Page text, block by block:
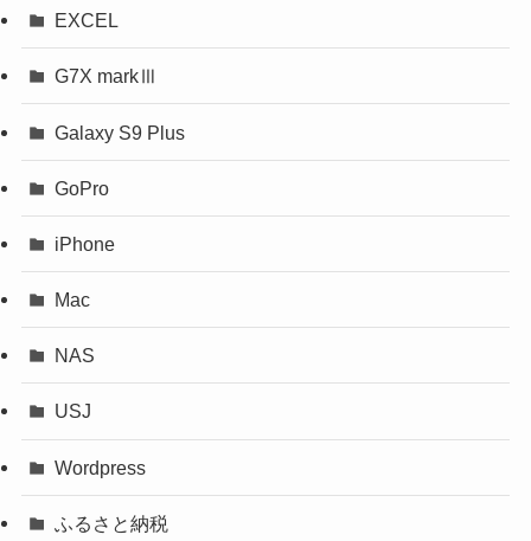
EXCEL
G7X markⅢ
Galaxy S9 Plus
GoPro
iPhone
Mac
NAS
USJ
Wordpress
ふるさと納税